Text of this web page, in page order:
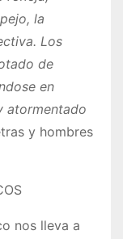
la
Los
de
en
atormentado
y hombres
nos lleva a